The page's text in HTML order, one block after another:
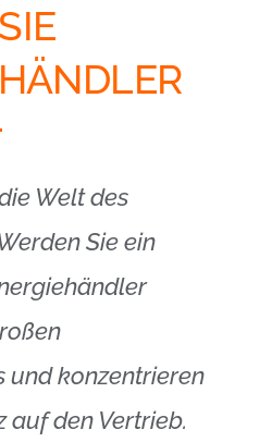
Welt des
Sie ein
und konzentrieren
auf den Vertrieb.